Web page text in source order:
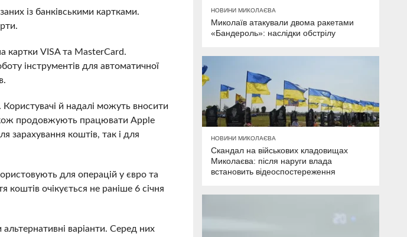
із банківськими картками.
картки VISA та MasterCard.
інструментів для автоматичної
й надалі можуть вносити
продовжують працювати Apple
зарахування коштів, так і для
для операцій у євро та
коштів очікується не раніше 6 січня
варіанти. Серед них
НОВИНИ МИКОЛАЄВА
Миколаїв атакували двома ракетами
«Бандероль»: наслідки обстрілу
НОВИНИ МИКОЛАЄВА
Скандал на військових кладовищах
Миколаєва: після наруги влада
встановить відеоспостереження